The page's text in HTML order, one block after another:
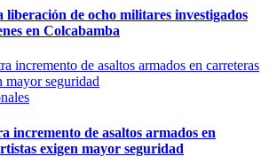
liberación de ocho militares investigados
en Colcabamba
incremento de asaltos armados en
exigen mayor seguridad